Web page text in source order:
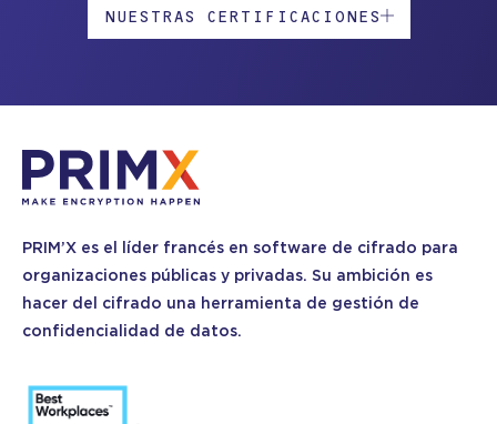
NUESTRAS CERTIFICACIONES
PRIM’X es el líder francés en software de cifrado para
organizaciones públicas y privadas. Su ambición es
hacer del cifrado una herramienta de gestión de
confidencialidad de datos.